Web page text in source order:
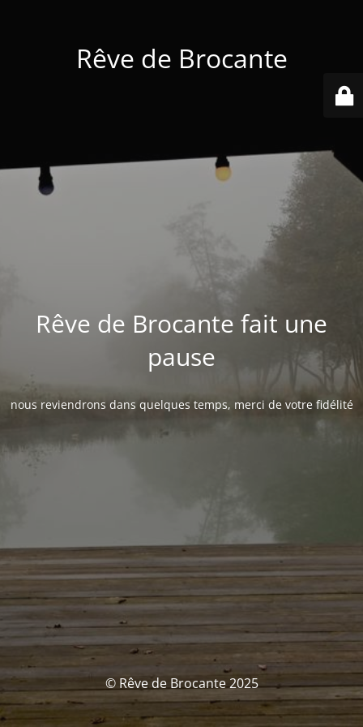
Rêve de Brocante
Rêve de Brocante fait une
pause
nous reviendrons dans quelques temps, merci de votre fidélité
© Rêve de Brocante 2025